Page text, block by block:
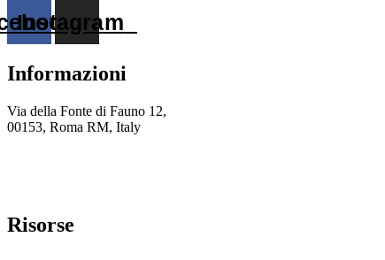
Instagram
Informazioni
Via della Fonte di Fauno 12,
00153, Roma RM, Italy
Risorse